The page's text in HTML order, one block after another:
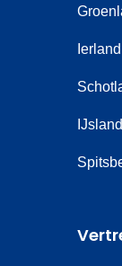
Ierland
IJsland